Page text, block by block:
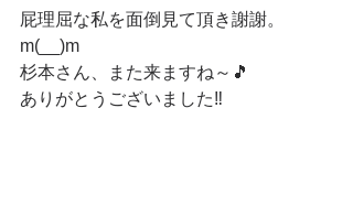
屁理屈な私を面倒見て頂き謝謝。
m(__)m
杉本さん、また来ますね～🎵
ありがとうございました‼